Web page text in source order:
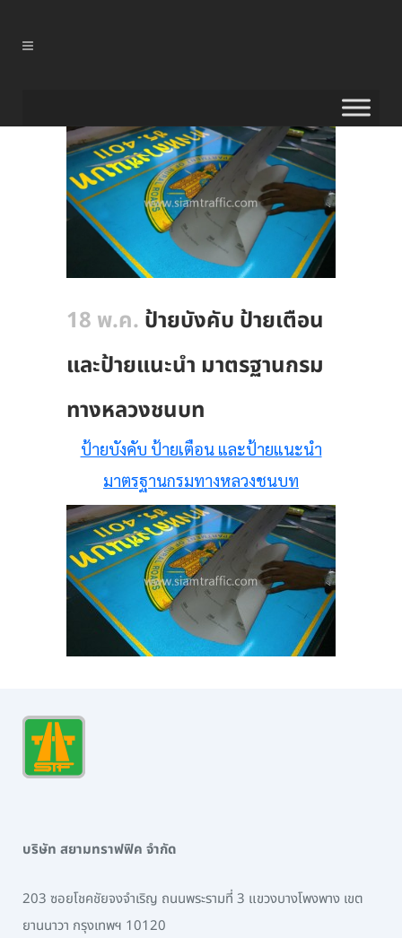
18 พ.ค. ป้ายบังคับ ป้ายเตือน
และป้ายแนะนำ มาตรฐานกรม
ทางหลวงชนบท
ป้ายบังคับ ป้ายเตือน และป้ายแนะนำ
มาตรฐานกรมทางหลวงชนบท
บริษัท สยามทราฟฟิค จำกัด
203 ซอยโชคชัยจงจำเริญ ถนนพระรามที่ 3 แขวงบางโพงพาง เขต
ยานนาวา กรุงเทพฯ 10120